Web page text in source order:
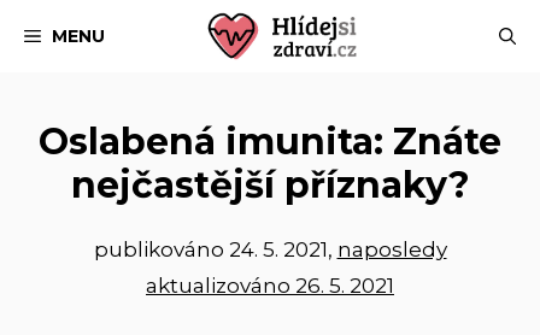
MENU
Oslabená imunita: Znáte
nejčastější příznaky?
publikováno 24. 5. 2021, naposledy
aktualizováno 26. 5. 2021